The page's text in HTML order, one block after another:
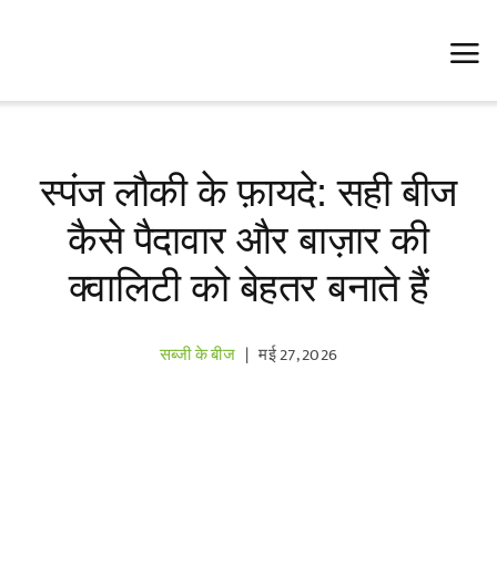
स्पंज लौकी के फ़ायदे: सही बीज
कैसे पैदावार और बाज़ार की
क्वालिटी को बेहतर बनाते हैं
सब्जी के बीज | मई 27, 2026